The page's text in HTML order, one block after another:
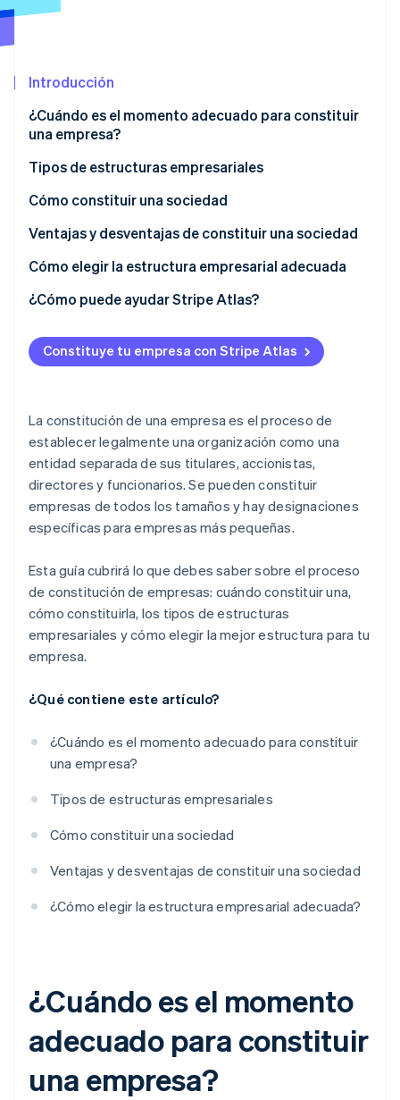
Sesiones de Stripe 2026
Mirar ahoraStripe App Marketplace
Introducción
¿Cuándo es el momento adecuado para constituir
una empresa?
Responsabilidad personal
Situación financiera
Planificación fiscal
Tipos de estructuras empresariales
Tipos de sociedades anónimas
Otras estructuras empresariales
Cómo constituir una sociedad
Ventajas y desventajas de constituir una sociedad
Ventajas
Desventajas
Cómo elegir la estructura empresarial adecuada
¿Cómo puede ayudar Stripe Atlas?
Solicitud de ingreso a Atlas
Acepta pagos y operaciones bancarias antes de que
Compra de acciones del fundador sin efectivo
Declaración automática de la elección de
impuestos 83(b)
Documentos legales de empresas de primer nivel
Un año gratis de Stripe Payments, más $50,000 en
Constituye tu empresa con Stripe Atlas
La constitución de una empresa es el proceso de
establecer legalmente una organización como una
entidad separada de sus titulares, accionistas,
directores y funcionarios. Se pueden constituir
empresas de todos los tamaños y hay designaciones
específicas para empresas más pequeñas.
Esta guía cubrirá lo que debes saber sobre el proceso
de constitución de empresas: cuándo constituir una,
cómo constituirla, los tipos de estructuras
empresariales y cómo elegir la mejor estructura para tu
empresa.
¿Qué contiene este artículo?
¿Cuándo es el momento adecuado para constituir
una empresa?
Tipos de estructuras empresariales
Cómo constituir una sociedad
Ventajas y desventajas de constituir una sociedad
¿Cómo elegir la estructura empresarial adecuada?
¿Cuándo es el momento
adecuado para constituir
una empresa?